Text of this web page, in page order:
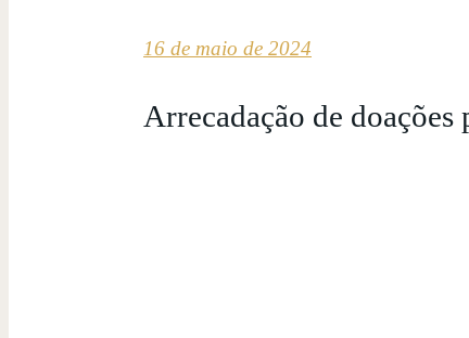
16 de maio de 2024
Arrecadação de